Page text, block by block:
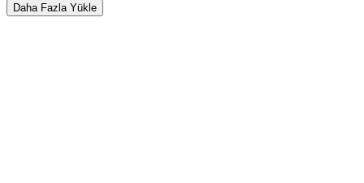
Daha Fazla Yükle